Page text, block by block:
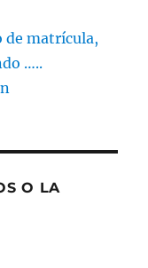
de matrícula,
…..
O LA